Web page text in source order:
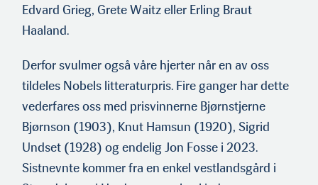
Edvard Grieg, Grete Waitz eller Erling Braut
Haaland.
Derfor svulmer også våre hjerter når en av oss
tildeles Nobels litteraturpris. Fire ganger har dette
vederfares oss med prisvinnerne Bjørnstjerne
Bjørnson (1903), Knut Hamsun (1920), Sigrid
Undset (1928) og endelig Jon Fosse i 2023.
Sistnevnte kommer fra en enkel vestlandsgård i